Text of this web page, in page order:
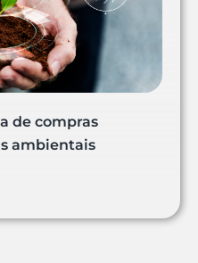
de compras
ambientais